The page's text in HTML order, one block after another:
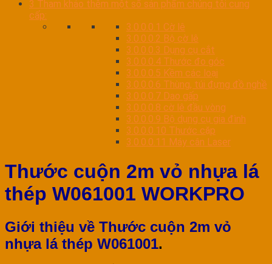
3 Tham khảo thêm một số sản phẩm chúng tôi cung
cấp:
3.0.0.0.1 Cờ lê
3.0.0.0.2 Bộ cờ lê
3.0.0.0.3 Dụng cụ cắt
3.0.0.0.4 Thước đo góc
3.0.0.0.5 Kềm các loại
3.0.0.0.6 Thùng, túi đựng đồ nghề
3.0.0.0.7 Dao gấp
3.0.0.0.8 cờ lê đầu vòng
3.0.0.0.9 Bộ dụng cụ gia đình
3.0.0.0.10 Thước cặp
3.0.0.0.11 Máy cân Laser
Thước cuộn 2m vỏ nhựa lá
thép W061001 WORKPRO
Giới thiệu về Thước cuộn 2m vỏ
nhựa lá thép W061001.